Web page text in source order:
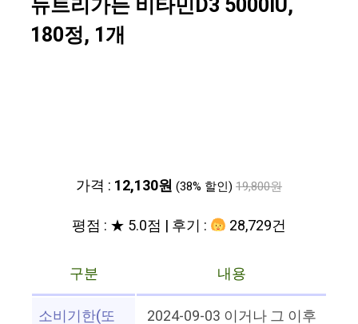
뉴트리가든 비타민D3 5000IU,
180정, 1개
가격 : 12,130원 (38% 할인) 19,800원
평점 : ★ 5.0점 | 후기 : 28,729건
구분
내용
소비기한(또
2024-09-03 이거나 그 이후